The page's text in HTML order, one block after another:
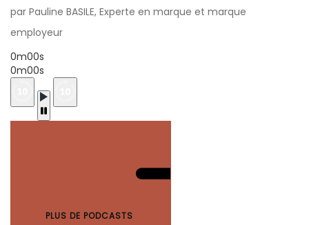
par Pauline BASILE, Experte en marque et marque
employeur
0m00s
0m00s
PLUS DE PODCASTS